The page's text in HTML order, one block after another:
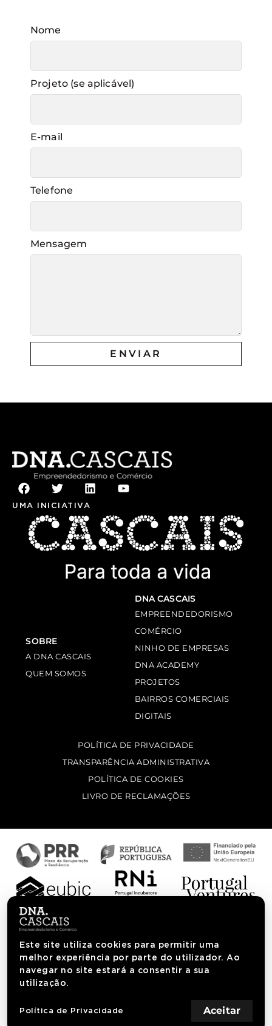
Nome
Projeto (se aplicável)
E-mail
Telefone
Mensagem
ENVIAR
UMA INICIATIVA
SOBRE
A DNA CASCAIS
QUEM SOMOS
DNA CASCAIS
EMPREENDEDORISMO
COMÉRCIO
NINHO DE EMPRESAS
DNA ACADEMY
PROJETOS
BAIRROS COMERCIAIS
DIGITAIS
POLÍTICA DE PRIVACIDADE
TRANSPARÊNCIA ADMINISTRATIVA
POLÍTICA DE COOKIES
LIVRO DE RECLAMAÇÕES
AGÊNCIA DNA CASCAIS. TODOS OS DIREITOS RESERVADOS.
Este site utiliza cookies para permitir uma
melhor experiência por parte do utilizador. Ao
navegar no site estará a consentir a sua
utilização.
Política de Privacidade Aceitar